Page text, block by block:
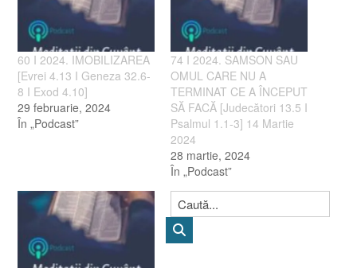
60 I 2024. IMOBILIZAREA
[Evrei 4.13 I Geneza 32.6-
8 I Exod 4.10]
29 februarie, 2024
În „Podcast”
74 I 2024. SAMSON SAU
OMUL CARE NU A
TERMINAT CE A ÎNCEPUT
SĂ FACĂ [Judecători 13.5 I
Psalmul 1.1-3] 14 Martie
2024
28 martie, 2024
În „Podcast”